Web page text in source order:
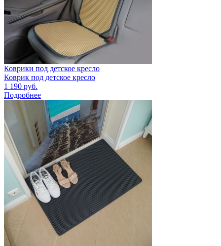
Коврики под детское кресло
Коврик под детское кресло
1 190 руб.
Подробнее